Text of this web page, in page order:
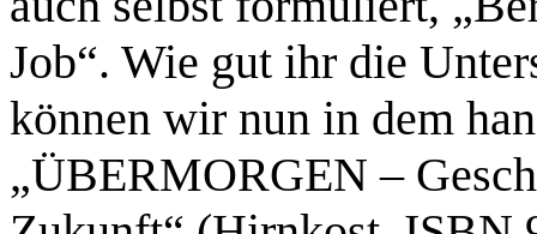
Job“. Wie gut ihr die
können wir nun in dem
„ÜBERMORGEN –